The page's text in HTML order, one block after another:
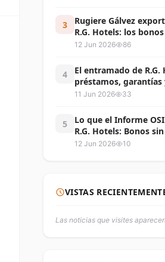
3
Rugiere Gálvez
R.G. Hotels: los
dejaron atrapados a
12 Jun 2026 86
4
El entramado de R.G.
préstamos,
atrapados en Ibiza
11 Jun 2026 33
5
Lo que el Informe
R.G. Hotels: Bonos
Cuestionadas y una
12 Jun 2026 10
VISTAS
Las noticias que visites